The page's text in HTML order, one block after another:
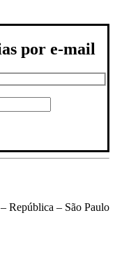
por e-mail
República – São Paulo